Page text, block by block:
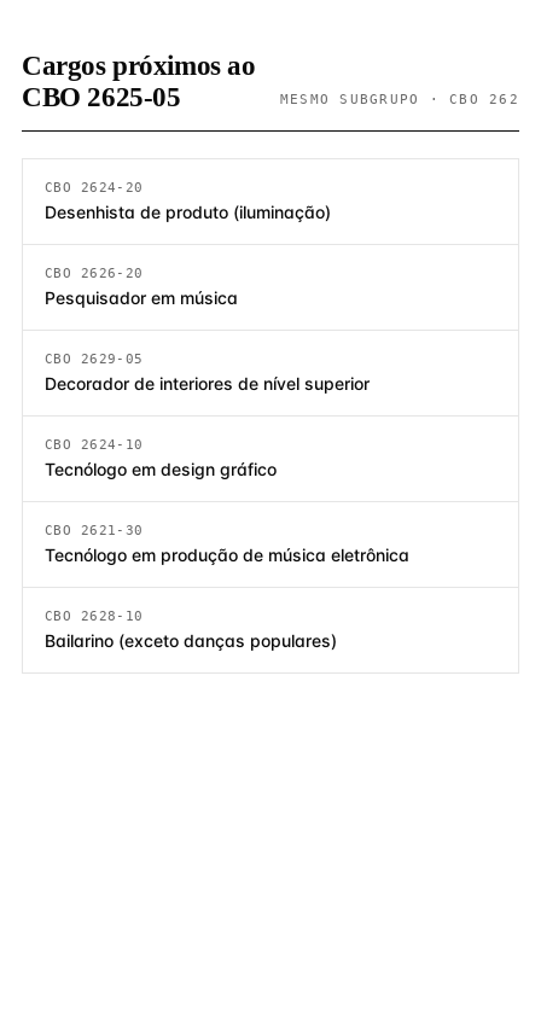
Cargos próximos ao
CBO 2625-05
MESMO SUBGRUPO · CBO 262
CBO 2624-20
Desenhista de produto (iluminação)
CBO 2626-20
Pesquisador em música
CBO 2629-05
Decorador de interiores de nível superior
CBO 2624-10
Tecnólogo em design gráfico
CBO 2621-30
Tecnólogo em produção de música eletrônica
CBO 2628-10
Bailarino (exceto danças populares)